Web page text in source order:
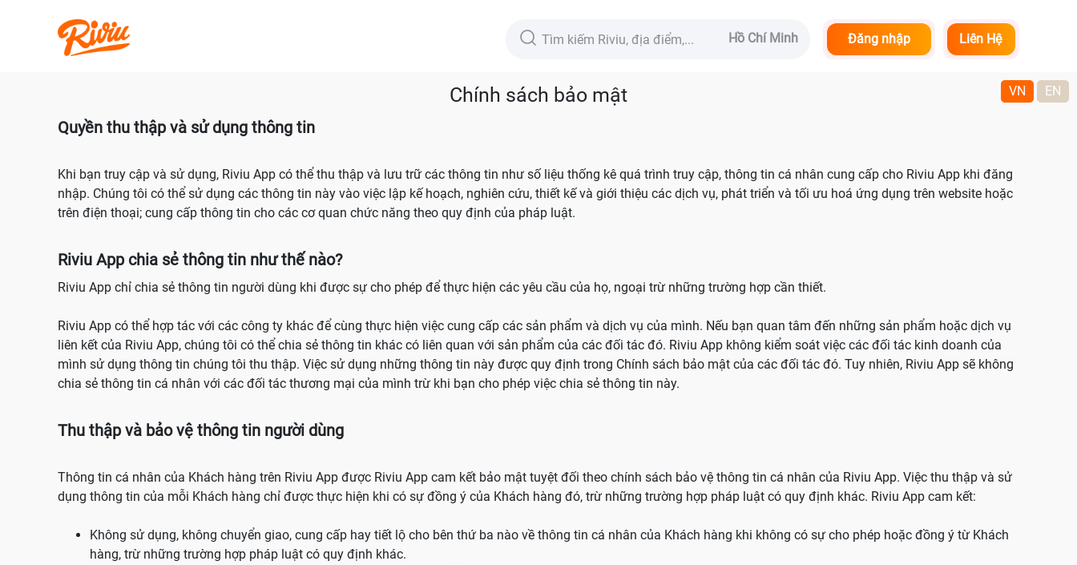
Liên Hệ
Đăng nhập
Hồ Chí Minh
VN EN
Chính sách bảo mật
Quyền thu thập và sử dụng thông tin
Khi bạn truy cập và sử dụng, Riviu App có thể thu thập và lưu trữ các thông tin như số liệu thống kê quá trình truy cập, thông tin cá nhân cung cấp cho Riviu App khi đăng
nhập. Chúng tôi có thể sử dụng các thông tin này vào việc lập kế hoạch, nghiên cứu, thiết kế và giới thiệu các dịch vụ, phát triển và tối ưu hoá ứng dụng trên website hoặc
trên điện thoại; cung cấp thông tin cho các cơ quan chức năng theo quy định của pháp luật.
Riviu App chia sẻ thông tin như thế nào?
Riviu App chỉ chia sẻ thông tin người dùng khi được sự cho phép để thực hiện các yêu cầu của họ, ngoại trừ những trường hợp cần thiết.
Riviu App có thể hợp tác với các công ty khác để cùng thực hiện việc cung cấp các sản phẩm và dịch vụ của mình. Nếu bạn quan tâm đến những sản phẩm hoặc dịch vụ
liên kết của Riviu App, chúng tôi có thể chia sẻ thông tin khác có liên quan với sản phẩm của các đối tác đó. Riviu App không kiểm soát việc các đối tác kinh doanh của
mình sử dụng thông tin chúng tôi thu thập. Việc sử dụng những thông tin này được quy định trong Chính sách bảo mật của các đối tác đó. Tuy nhiên, Riviu App sẽ không
chia sẻ thông tin cá nhân với các đối tác thương mại của mình trừ khi bạn cho phép việc chia sẻ thông tin này.
Thu thập và bảo vệ thông tin người dùng
Thông tin cá nhân của Khách hàng trên Riviu App được Riviu App cam kết bảo mật tuyệt đối theo chính sách bảo vệ thông tin cá nhân của Riviu App. Việc thu thập và sử
dụng thông tin của mỗi Khách hàng chỉ được thực hiện khi có sự đồng ý của Khách hàng đó, trừ những trường hợp pháp luật có quy định khác. Riviu App cam kết:
Không sử dụng, không chuyển giao, cung cấp hay tiết lộ cho bên thứ ba nào về thông tin cá nhân của Khách hàng khi không có sự cho phép hoặc đồng ý từ Khách
hàng, trừ những trường hợp pháp luật có quy định khác.